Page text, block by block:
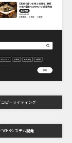
コピーライティング
WEBシステム開発